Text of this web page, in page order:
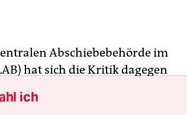
Abschiebebehörde im
hat sich die Kritik dagegen
zur zentralen
ich